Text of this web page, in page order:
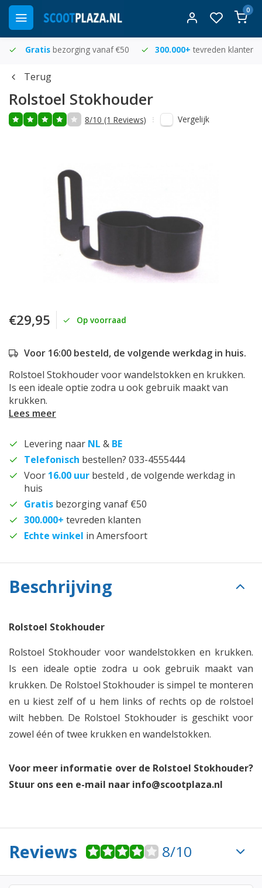
0
Gratis bezorging vanaf €50 300.000+ tevreden klanten
Terug
Rolstoel Stokhouder
8/10 (1 Reviews) Vergelijk
€29,95 Op voorraad
Voor 16:00 besteld, de volgende werkdag in huis.
Rolstoel Stokhouder voor wandelstokken en krukken.
Is een ideale optie zodra u ook gebruik maakt van
krukken.
Lees meer
Levering naar NL & BE
Telefonisch bestellen? 033-4555444
Voor 16.00 uur besteld , de volgende werkdag in
huis
Gratis bezorging vanaf €50
300.000+ tevreden klanten
Echte winkel in Amersfoort
Beschrijving
Rolstoel Stokhouder
Rolstoel Stokhouder voor wandelstokken en krukken.
Is een ideale optie zodra u ook gebruik maakt van
krukken. De Rolstoel Stokhouder is simpel te monteren
en u kiest zelf of u hem links of rechts op de rolstoel
wilt hebben. De Rolstoel Stokhouder is geschikt voor
zowel één of twee krukken en wandelstokken.
Voor meer informatie over de Rolstoel Stokhouder?
Stuur ons een e-mail naar info@scootplaza.nl
Reviews 8/10